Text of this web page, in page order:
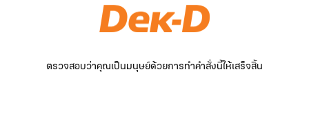
ตรวจสอบว่าคุณเป็นมนุษย์ด้วยการทำคำสั่งนี้ให้เสร็จสิ้น